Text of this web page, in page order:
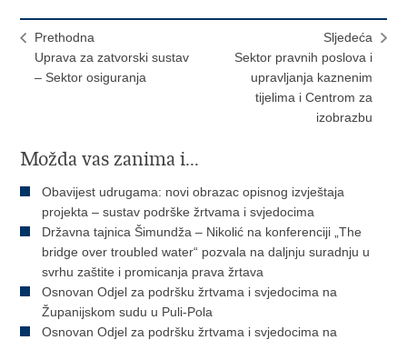
Prethodna
Uprava za zatvorski sustav
– Sektor osiguranja
Sljedeća
Sektor pravnih poslova i
upravljanja kaznenim
tijelima i Centrom za
izobrazbu
Možda vas zanima i...
Obavijest udrugama: novi obrazac opisnog izvještaja
projekta – sustav podrške žrtvama i svjedocima
Državna tajnica Šimundža – Nikolić na konferenciji „The
bridge over troubled water“ pozvala na daljnju suradnju u
svrhu zaštite i promicanja prava žrtava
Osnovan Odjel za podršku žrtvama i svjedocima na
Županijskom sudu u Puli-Pola
Osnovan Odjel za podršku žrtvama i svjedocima na